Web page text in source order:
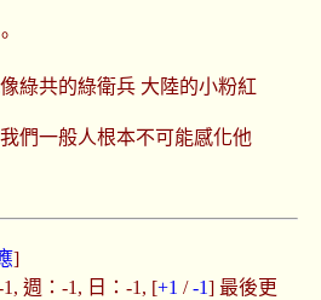
綠共的綠衛兵 大陸的小粉紅
們一般人根本不可能感化他
]
週：-1, 日：-1, [+1 /-1] 最後更